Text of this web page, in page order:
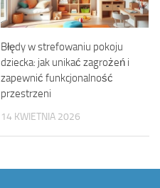
Błędy w strefowaniu pokoju
dziecka: jak unikać zagrożeń i
zapewnić funkcjonalność
przestrzeni
14 KWIETNIA 2026